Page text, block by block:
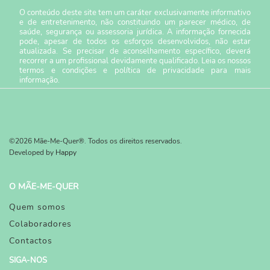
O conteúdo deste site tem um caráter exclusivamente informativo
e de entretenimento, não constituindo um parecer médico, de
saúde, segurança ou assessoria jurídica. A informação fornecida
pode, apesar de todos os esforços desenvolvidos, não estar
atualizada. Se precisar de aconselhamento específico, deverá
recorrer a um profissional devidamente qualificado. Leia os nossos
termos e condiçõese política de privacidade para mais
informação.
©2026 Mãe-Me-Quer®. Todos os direitos reservados.
Developed by Happy
O MÃE-ME-QUER
Quem somos
Colaboradores
Contactos
SIGA-NOS